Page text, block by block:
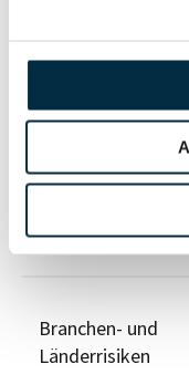
PEP- und
Branchen- und
Länderrisiken